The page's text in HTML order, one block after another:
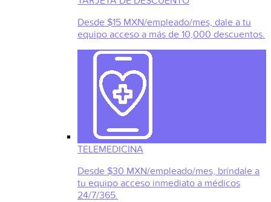
Desde $15 MXN/empleado/mes, dale a tu
equipo acceso a más de 10,000 descuentos.
TELEMEDICINA
Desde $30 MXN/empleado/mes, bríndale a
tu equipo acceso inmediato a médicos
24/7/365.